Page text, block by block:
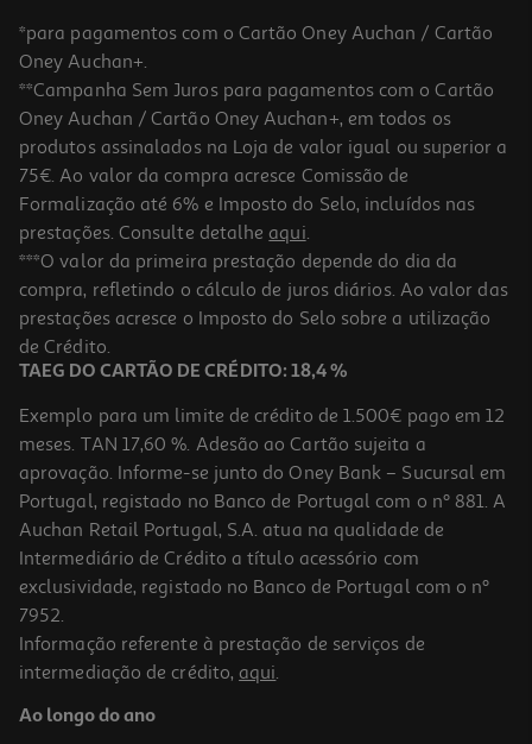
*para pagamentos com o Cartão Oney Auchan / Cartão
Oney Auchan+.
**Campanha Sem Juros para pagamentos com o Cartão
Oney Auchan / Cartão Oney Auchan+, em todos os
produtos assinalados na Loja de valor igual ou superior a
75€. Ao valor da compra acresce Comissão de
Formalização até 6% e Imposto do Selo, incluídos nas
prestações. Consulte detalhe aqui.
***O valor da primeira prestação depende do dia da
compra, refletindo o cálculo de juros diários. Ao valor das
prestações acresce o Imposto do Selo sobre a utilização
de Crédito.
TAEG DO CARTÃO DE CRÉDITO: 18,4 %
Exemplo para um limite de crédito de 1.500€ pago em 12
meses. TAN 17,60 %. Adesão ao Cartão sujeita a
aprovação. Informe-se junto do Oney Bank – Sucursal em
Portugal, registado no Banco de Portugal com o nº 881. A
Auchan Retail Portugal, S.A. atua na qualidade de
Intermediário de Crédito a título acessório com
exclusividade, registado no Banco de Portugal com o nº
7952.
Informação referente à prestação de serviços de
intermediação de crédito, aqui.
Ao longo do ano